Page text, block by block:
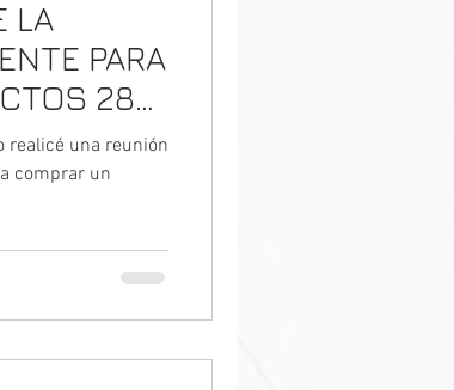
LA
PARA
28
zoom
para
realicé una reunión
comprar un